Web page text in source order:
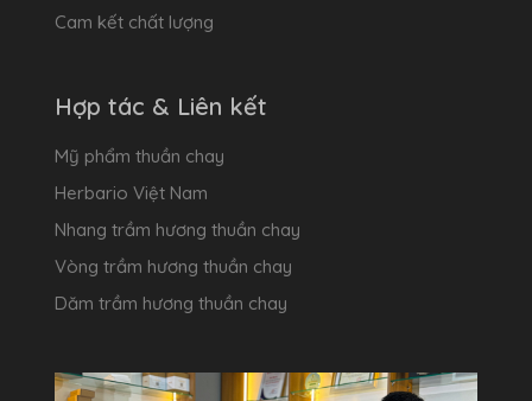
Cam kết chất lượng
Hợp tác & Liên kết
Mỹ phẩm thuần chay
Herbario Việt Nam
Nhang trầm hương thuần chay
Vòng trầm hương thuần chay
Dăm trầm hương thuần chay